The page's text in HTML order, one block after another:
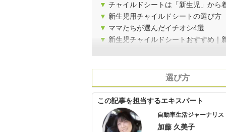
▼ チャイルドシートは「新生児」から
▼ 新生児用チャイルドシートの選び方
▼ ママたちが選んだイチオシ4選
▼ 新生児チャイルドシートおすすめ｜
選び方
この記事を担当するエキスパート
自動車生活ジャーナリス
加藤 久美子